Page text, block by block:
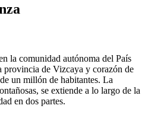
la comunidad autónoma del País
provincia de Vizcaya y corazón de
un millón de habitantes. La
se extiende a lo largo de la
en dos partes.